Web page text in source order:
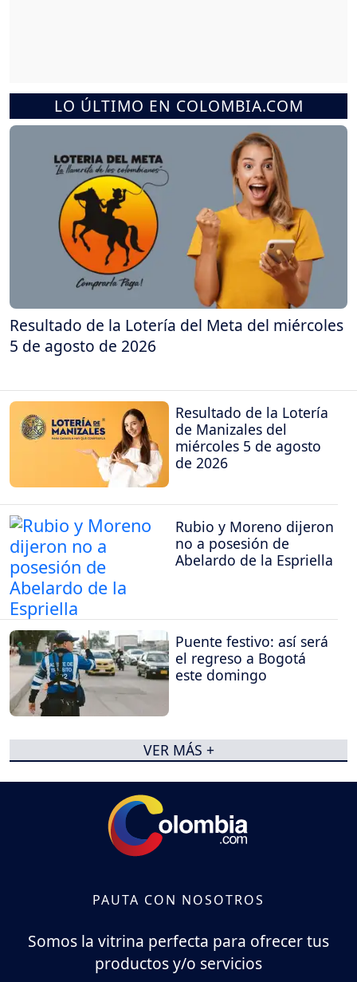
LO ÚLTIMO EN COLOMBIA.COM
Resultado de la Lotería del Meta del miércoles
5 de agosto de 2026
Resultado de la Lotería
de Manizales del
miércoles 5 de agosto
de 2026
Rubio y Moreno dijeron
no a posesión de
Abelardo de la Espriella
Puente festivo: así será
el regreso a Bogotá
este domingo
VER MÁS +
PAUTA CON NOSOTROS
Somos la vitrina perfecta para ofrecer tus
productos y/o servicios